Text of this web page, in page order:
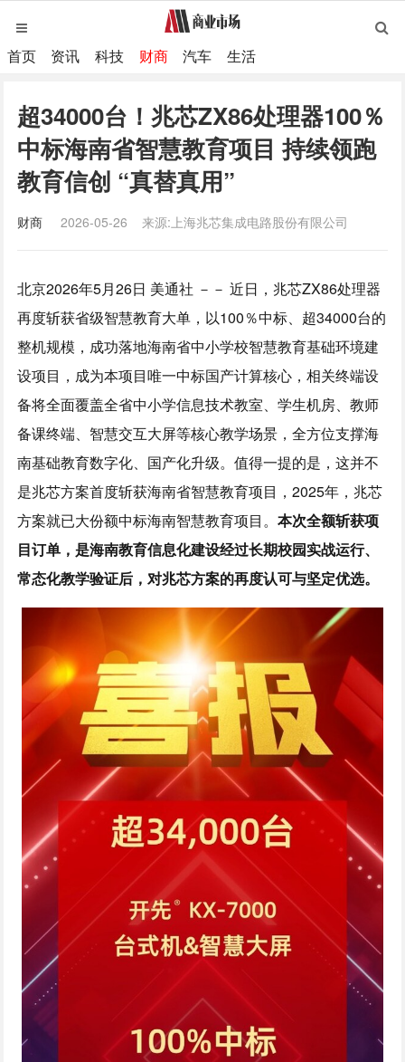
首页 资讯 科技 财商 汽车 生活
超34000台！兆芯ZX86处理器100％
中标海南省智慧教育项目 持续领跑
教育信创 “真替真用”
财商 2026-05-26 来源:上海兆芯集成电路股份有限公司
北京2026年5月26日 美通社 －－ 近日，兆芯ZX86处理器
再度斩获省级智慧教育大单，以100％中标、超34000台的
整机规模，成功落地海南省中小学校智慧教育基础环境建
设项目，成为本项目唯一中标国产计算核心，相关终端设
备将全面覆盖全省中小学信息技术教室、学生机房、教师
备课终端、智慧交互大屏等核心教学场景，全方位支撑海
南基础教育数字化、国产化升级。值得一提的是，这并不
是兆芯方案首度斩获海南省智慧教育项目，2025年，兆芯
方案就已大份额中标海南智慧教育项目。本次全额斩获项
目订单，是海南教育信息化建设经过长期校园实战运行、
常态化教学验证后，对兆芯方案的再度认可与坚定优选。